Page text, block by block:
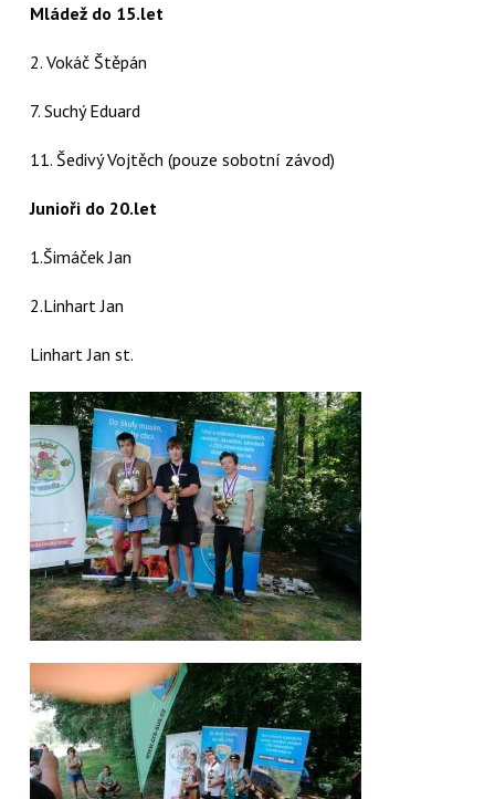
Mládež do 15.let
2. Vokáč Štěpán
7. Suchý Eduard
11. Šedivý Vojtěch (pouze sobotní závod)
Junioři do 20.let
1.Šimáček Jan
2.Linhart Jan
Linhart Jan st.